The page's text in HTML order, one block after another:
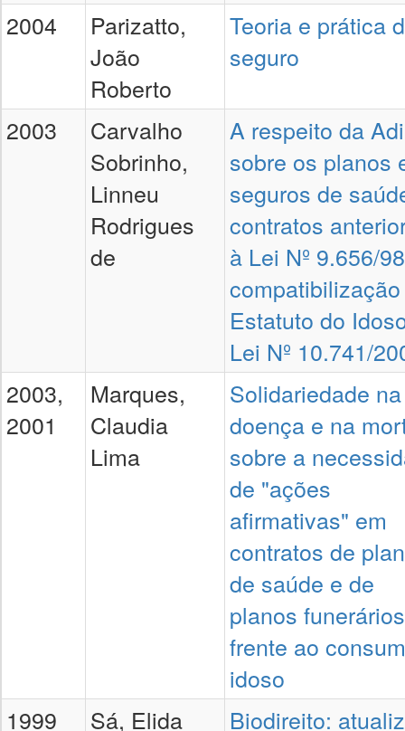
2004
Parizatto,
João
Roberto
Teoria e prática
seguro
2003
Carvalho
Sobrinho,
Linneu
Rodrigues
de
A respeito da
sobre os planos
seguros de
contratos
à Lei Nº 9.656/
Estatuto do
Lei Nº 10.741/
2003,
2001
Marques,
Claudia
Lima
Solidariedade na
doença e na
sobre a
de "ações
afirmativas" em
contratos de
de saúde e de
planos funerários
frente ao
idoso
1999
Sá, Elida Biodireito: